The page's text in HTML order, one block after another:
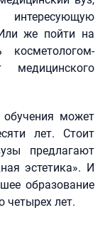
же пойти на
обучения может
лет. Стоит
предлагают
эстетика». И
образование
четырех лет.